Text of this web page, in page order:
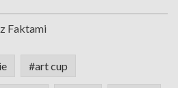
Faktami
#art cup